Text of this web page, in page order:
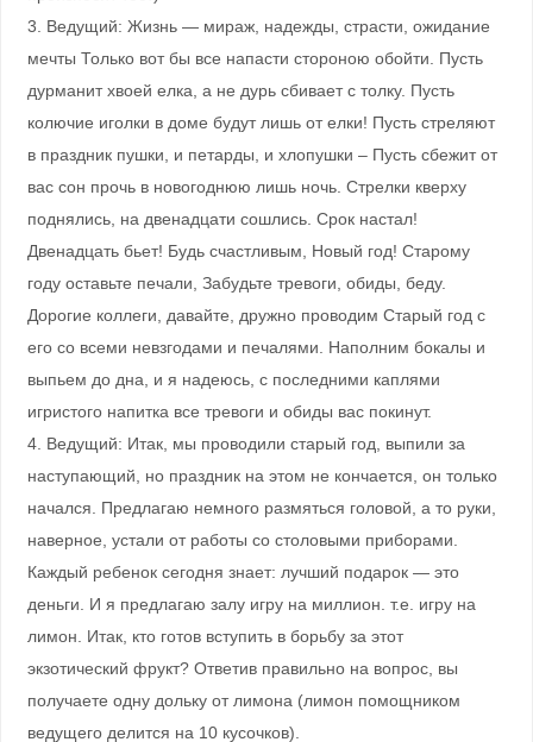
3. Ведущий: Жизнь — мираж, надежды, страсти, ожидание
мечты Только вот бы все напасти стороною обойти. Пусть
дурманит хвоей елка, а не дурь сбивает с толку. Пусть
колючие иголки в доме будут лишь от елки! Пусть стреляют
в праздник пушки, и петарды, и хлопушки – Пусть сбежит от
вас сон прочь в новогоднюю лишь ночь. Стрелки кверху
поднялись, на двенадцати сошлись. Срок настал!
Двенадцать бьет! Будь счастливым, Новый год! Старому
году оставьте печали, Забудьте тревоги, обиды, беду.
Дорогие коллеги, давайте, дружно проводим Старый год с
его со всеми невзгодами и печалями. Наполним бокалы и
выпьем до дна, и я надеюсь, с последними каплями
игристого напитка все тревоги и обиды вас покинут.
4. Ведущий: Итак, мы проводили старый год, выпили за
наступающий, но праздник на этом не кончается, он только
начался. Предлагаю немного размяться головой, а то руки,
наверное, устали от работы со столовыми приборами.
Каждый ребенок сегодня знает: лучший подарок — это
деньги. И я предлагаю залу игру на миллион. т.е. игру на
лимон. Итак, кто готов вступить в борьбу за этот
экзотический фрукт? Ответив правильно на вопрос, вы
получаете одну дольку от лимона (лимон помощником
ведущего делится на 10 кусочков).